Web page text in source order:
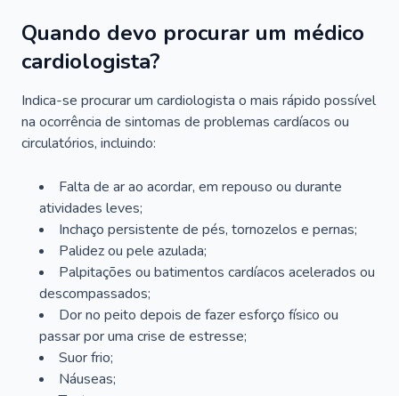
Quando devo procurar um médico
cardiologista?
Indica-se procurar um cardiologista o mais rápido possível
na ocorrência de sintomas de problemas cardíacos ou
circulatórios, incluindo:
Falta de ar ao acordar, em repouso ou durante
atividades leves;
Inchaço persistente de pés, tornozelos e pernas;
Palidez ou pele azulada;
Palpitações ou batimentos cardíacos acelerados ou
descompassados;
Dor no peito depois de fazer esforço físico ou
passar por uma crise de estresse;
Suor frio;
Náuseas;